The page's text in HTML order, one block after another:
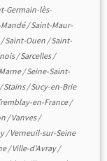
Germain-lès-
/Saint-Maur-
/Saint-Ouen /Saint-
/Sarcelles/
/Seine-Saint-
/Stains/Sucy-en-Brie
en-France/
/Vanves/
/Verneuil-sur-Seine
/Ville-d'Avray/